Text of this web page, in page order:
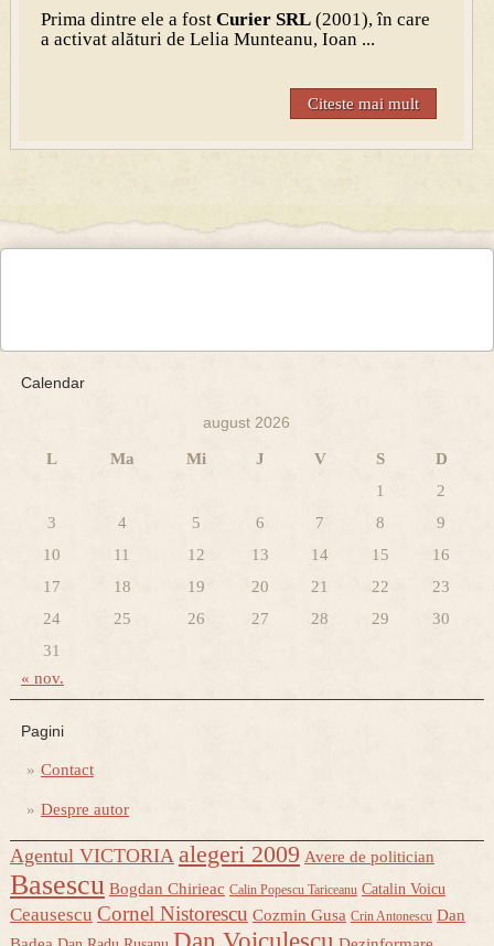
Prima dintre ele a fost Curier SRL(2001), în care
a activat alături de Lelia Munteanu, Ioan ...
Citeste mai mult
Calendar
august 2026
L Ma Mi J V S
D
1
2
3
4 5 6 7 8
9
10
11 12 13 14 15
16
17
18 19 20 21 22
23
24
25 26 27 28 29
30
31
« nov.
Pagini
Contact
Despre autor
Agentul VICTORIA alegeri 2009 Avere de politician
Basescu Bogdan Chirieac Calin Popescu Tariceanu Catalin Voicu
Ceausescu Cornel Nistorescu Cozmin Gusa Crin Antonescu Dan